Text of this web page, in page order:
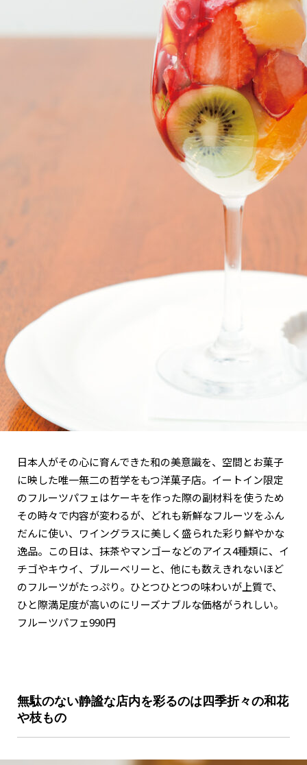
関西で開催。
おすすめの展覧会
誠光社で選びました。
日本人がその心に育んできた和の美意識を、空間とお菓子
に映した唯一無二の哲学をもつ洋菓子店。イートイン限定
のフルーツパフェはケーキを作った際の副材料を使うため
その時々で内容が変わるが、どれも新鮮なフルーツをふん
だんに使い、ワイングラスに美しく盛られた彩り鮮やかな
逸品。この日は、抹茶やマンゴーなどのアイス4種類に、イ
チゴやキウイ、ブルーベリーと、他にも数えきれないほど
のフルーツがたっぷり。ひとつひとつの味わいが上質で、
ひと際満足度が高いのにリーズナブルな価格がうれしい。
フルーツパフェ990円
無駄のない静謐な店内を彩るのは四季折々の和花
や枝もの